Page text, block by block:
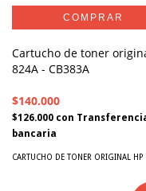
Cartucho de toner
824A - CB383A
$140.000
$126.000 con
bancaria
CARTUCHO DE TONER ORIGINAL HP